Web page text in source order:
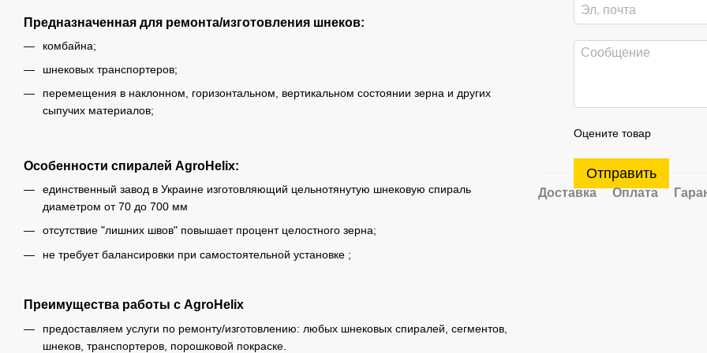
Предназначенная для ремонта/изготовления шнеков:
комбайна;
шнековых транспортеров;
перемещения в наклонном, горизонтальном, вертикальном состоянии зерна и других
сыпучих материалов;
Особенности спиралей AgroHelix:
единственный завод в Украине изготовляющий цельнотянутую шнековую спираль
диаметром от 70 до 700 мм
отсутствие "лишних швов" повышает процент целостного зерна;
не требует балансировки при самостоятельной установке ;
Преимущества работы с AgroHelix
предоставляем услуги по ремонту/изготовлению: любых шнековых спиралей, сегментов,
шнеков, транспортеров, порошковой покраске.
Оцените товар
Отправить
Доставка Оплата